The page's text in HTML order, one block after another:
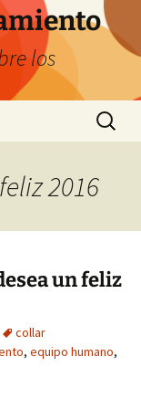
los
Buscar:
2016
un feliz
collar
, equipo humano,